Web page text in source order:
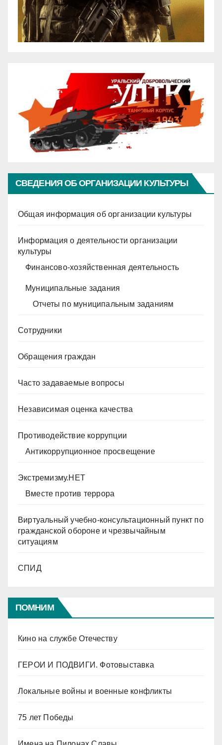
СВЕДЕНИЯ ОБ ОРГАНИЗАЦИИ КУЛЬТУРЫ
Общая информация об организации культуры
Информация о деятельности организации
культуры
Финансово-хозяйственная деятельность
Муниципальные задания
Отчеты по муниципальным заданиям
Сотрудники
Обращения граждан
Часто задаваемые вопросы
Независимая оценка качества
Противодействие коррупции
Антикоррупционное просвещение
Экстремизму.НЕТ
Вместе против террора
Виртуальный учебно-консультационный пункт по
гражданской обороне и чрезвычайным
ситуациям
СПИД
ПОМНИМ
Кино на службе Отечеству
ГЕРОИ И ПОДВИГИ. Фотовыставка
Локальные войны и военные конфликты
75 лет Победы